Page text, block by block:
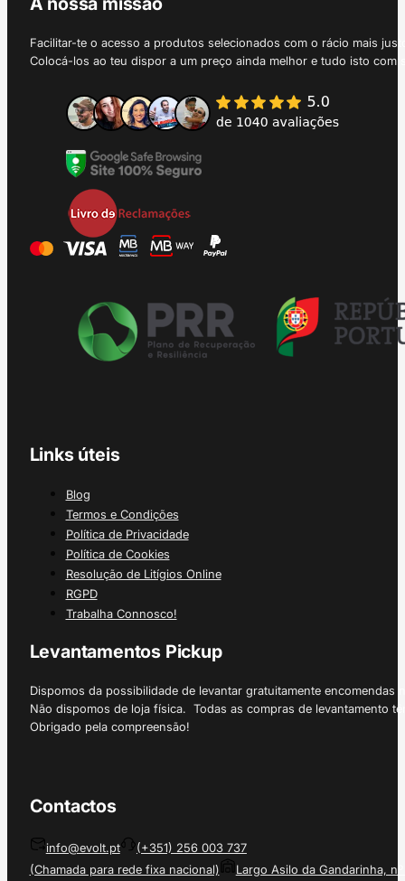
Facilitar-te o acesso a produtos selecionados com o rácio mais
Colocá-los ao teu dispor a um preço ainda melhor e tudo isto
Links úteis
Blog
Termos e Condições
Política de Privacidade
Política de Cookies
Resolução de Litígios Online
RGPD
Trabalha Connosco!
Levantamentos Pickup
Dispomos da possibilidade de levantar gratuitamente
Não dispomos de loja física. Todas as compras de levantamento
Obrigado pela compreensão!
Contactos
info@evolt.pt
(+351) 256 003 737
(Chamada para rede fixa nacional)
Largo Asilo da Gandarinha, nº